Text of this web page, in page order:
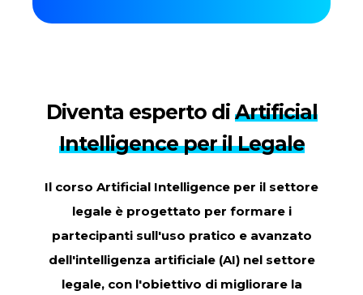
Diventa esperto di Artificial
Intelligence per il Legale
Il corso Artificial Intelligence per il settore
legale è progettato per formare i
partecipanti sull'uso pratico e avanzato
dell'intelligenza artificiale (AI) nel settore
legale, con l'obiettivo di migliorare la